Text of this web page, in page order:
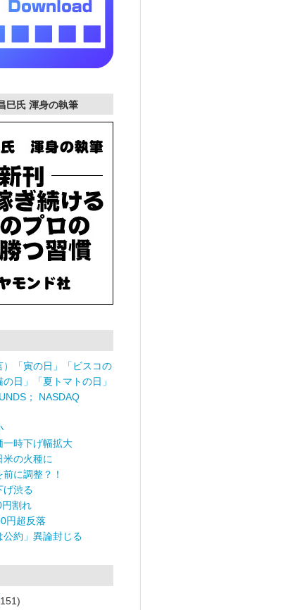
巳氏 渾身の執筆
）「寅の日」「ビスコの
日」「夏トマトの日」
； NASDAQ
一時下げ幅拡大
の火種に
に調整？！
げ渋る
割れ
円超反落
公約」異論封じる